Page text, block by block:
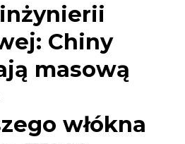
Chiny
masową
włókna